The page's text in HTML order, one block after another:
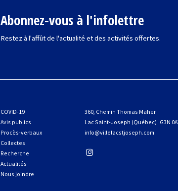
COVID-19
Avis publics
Procès-verbaux
Collectes
Recherche
Actualités
Nous joindre
360, Chemin Thomas Maher
Lac Saint-Joseph (Québec) G3N
info@villelacstjoseph.com
Abonnez-vous à l'infolettre
Restez à l'affût de l'actualité et des activités offertes.